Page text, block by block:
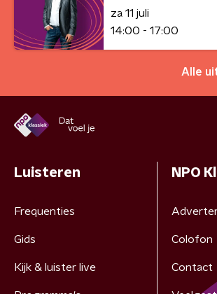
za 11 juli
14:00 - 17:00
Alle
Luisteren
Frequenties
Gids
Kijk & luister live
NPO
Colofon
Contact